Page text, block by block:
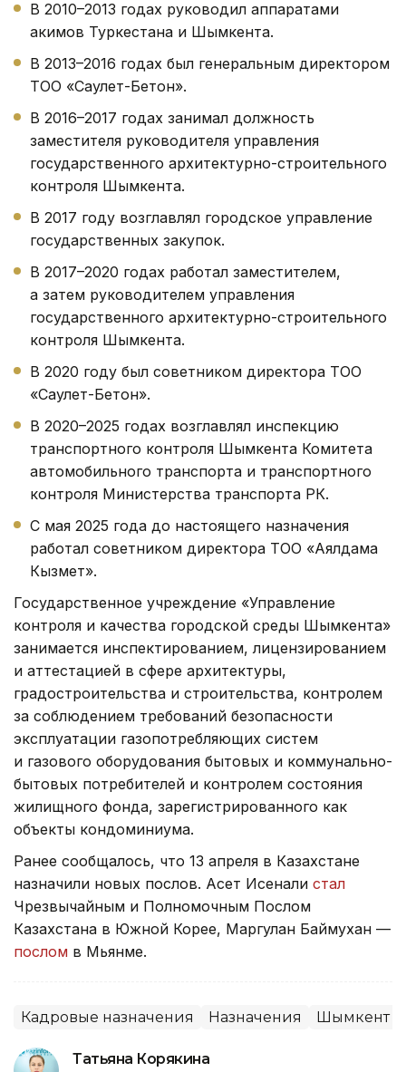
В 2010–2013 годах руководил аппаратами
акимов Туркестана и Шымкента.
В 2013–2016 годах был генеральным директором
ТОО «Саулет-Бетон».
В 2016–2017 годах занимал должность
заместителя руководителя управления
государственного архитектурно-строительного
контроля Шымкента.
В 2017 году возглавлял городское управление
государственных закупок.
В 2017–2020 годах работал заместителем,
а затем руководителем управления
государственного архитектурно-строительного
контроля Шымкента.
В 2020 году был советником директора ТОО
«Саулет-Бетон».
В 2020–2025 годах возглавлял инспекцию
транспортного контроля Шымкента Комитета
автомобильного транспорта и транспортного
контроля Министерства транспорта РК.
С мая 2025 года до настоящего назначения
работал советником директора ТОО «Аялдама
Кызмет».
Государственное учреждение «Управление
контроля и качества городской среды Шымкента»
занимается инспектированием, лицензированием
и аттестацией в сфере архитектуры,
градостроительства и строительства, контролем
за соблюдением требований безопасности
эксплуатации газопотребляющих систем
и газового оборудования бытовых и коммунально-
бытовых потребителей и контролем состояния
жилищного фонда, зарегистрированного как
объекты кондоминиума.
Ранее сообщалось, что 13 апреля в Казахстане
назначили новых послов. Асет Исенали стал
Чрезвычайным и Полномочным Послом
Казахстана в Южной Корее, Маргулан Баймухан —
послом в Мьянме.
Кадровые назначения Назначения Шымкент
Татьяна Корякина